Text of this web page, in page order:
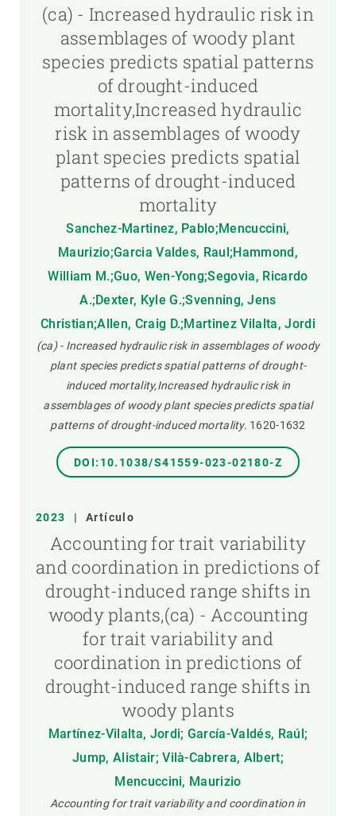
(ca) - Increased hydraulic risk in
assemblages of woody plant
species predicts spatial patterns
of drought-induced
mortality,Increased hydraulic
risk in assemblages of woody
plant species predicts spatial
patterns of drought-induced
mortality
Sanchez-Martinez, Pablo;Mencuccini,
Maurizio;Garcia Valdes, Raul;Hammond,
William M.;Guo, Wen-Yong;Segovia, Ricardo
A.;Dexter, Kyle G.;Svenning, Jens
Christian;Allen, Craig D.;Martinez Vilalta, Jordi
(ca) - Increased hydraulic risk in assemblages of woody
plant species predicts spatial patterns of drought-
induced mortality,Increased hydraulic risk in
assemblages of woody plant species predicts spatial
patterns of drought-induced mortality. 1620-1632
DOI:10.1038/S41559-023-02180-Z
2023 | Artículo
Accounting for trait variability
and coordination in predictions of
drought-induced range shifts in
woody plants,(ca) - Accounting
for trait variability and
coordination in predictions of
drought-induced range shifts in
woody plants
Martínez-Vilalta, Jordi; García-Valdés, Raúl;
Jump, Alistair; Vilà-Cabrera, Albert;
Mencuccini, Maurizio
Accounting for trait variability and coordination in